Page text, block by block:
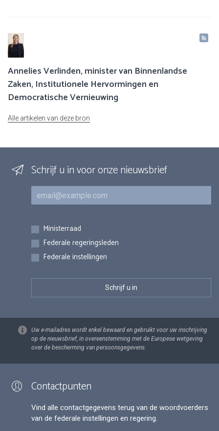
Annelies Verlinden, minister van Binnenlandse
Zaken, Institutionele Hervormingen en
Democratische Vernieuwing
Alle artikelen van deze bron
Schrijf u in voor onze nieuwsbrief
E-mail
Inschrijvingen
Ministerraad
Federale regeringsleden
Federale instellingen
Uw e-mailadres wordt enkel bewaard en gebruikt voor uw inschrijving
op de nieuwsbrief, in overeenstemming met de Europese wetgeving
over de bescherming van persoonsgegevens.
Contactpunten
Vind alle contactgegevens terug van de woordvoerders
van de federale instellingen en regering.